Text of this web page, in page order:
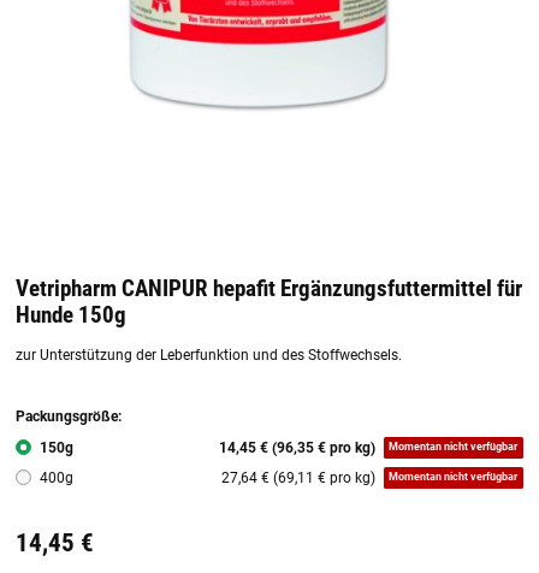
Vetripharm CANIPUR hepafit Ergänzungsfuttermittel für
Hunde 150g
zur Unterstützung der Leberfunktion und des Stoffwechsels.
Packungsgröße:
150g
14,45 € (96,35 € pro kg) Momentan nicht verfügbar
400g 27,64 € (69,11 € pro kg) Momentan nicht verfügbar
14,45 €